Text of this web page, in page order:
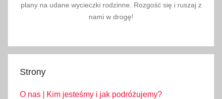
plany na udane wycieczki rodzinne. Rozgość się i ruszaj z
nami w drogę!
Strony
O nas | Kim jesteśmy i jak podróżujemy?